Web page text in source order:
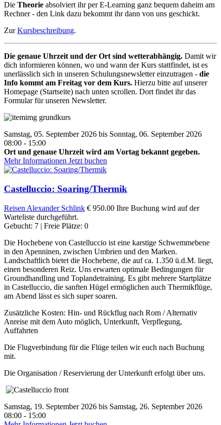
Die Theorie absolviert ihr per E-Learning ganz bequem daheim am
Rechner - den Link dazu bekommt ihr dann von uns geschickt.
ZurKursbeschreibung.
Die genaue Uhrzeit und der Ort sind wetterabhängig. Damit wir
dich informieren können, wo und wann der Kurs stattfindet, ist es
unerlässlich sich in unseren Schulungsnewsletter einzutragen - die
Info kommt am Freitag vor dem Kurs. Hierzu bitte auf unserer
Homepage (Startseite) nach unten scrollen. Dort findet ihr das
Formular für unseren Newsletter.
Samstag, 05. September 2026 bis Sonntag, 06. September 2026
08:00 - 15:00
Ort und genaue Uhrzeit wird am Vortag bekannt gegeben.
Mehr Informationen Jetzt buchen
Castelluccio: Soaring/Thermik
Reisen Alexander Schlink € 950.00 Ihre Buchung wird auf der
Warteliste durchgeführt.
Gebucht: 7 | Freie Plätze: 0
Die Hochebene von Castelluccio ist eine karstige Schwemmebene
in den Apenninen, zwischen Umbrien und den Marken.
Landschaftlich bietet die Hochebene, die auf ca. 1.350 ü.d.M. liegt,
einen besonderen Reiz. Uns erwarten optimale Bedingungen für
Groundhandling und Toplandetraining. Es gibt mehrere Startplätze
in Castelluccio, die sanften Hügel ermöglichen auch Thermikflüge,
am Abend lässt es sich super soaren.
Zusätzliche Kosten: Hin- und Rückflug nach Rom / Alternativ
Anreise mit dem Auto möglich, Unterkunft, Verpflegung,
Auffahrten
Die Flugverbindung für die Flüge teilen wir euch nach Buchung
mit.
Die Organisation / Reservierung der Unterkunft erfolgt über uns.
Samstag, 19. September 2026 bis Samstag, 26. September 2026
08:00 - 15:00